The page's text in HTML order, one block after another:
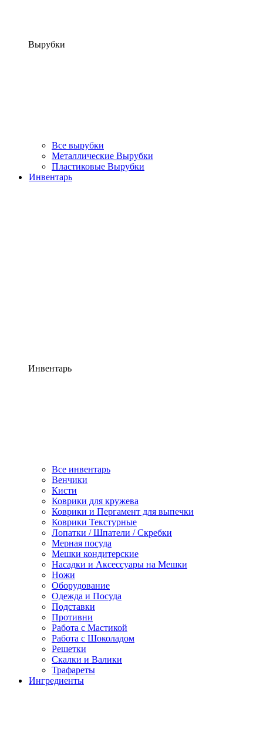
Вырубки
Все вырубки
Металлические Вырубки
Пластиковые Вырубки
Инвентарь
Инвентарь
Все инвентарь
Венчики
Кисти
Коврики для кружева
Коврики и Пергамент для выпечки
Коврики Текстурные
Лопатки / Шпатели / Скребки
Мерная посуда
Мешки кондитерские
Насадки и Аксессуары на Мешки
Ножи
Оборудование
Одежда и Посуда
Подставки
Противни
Работа с Мастикой
Работа с Шоколадом
Решетки
Скалки и Валики
Трафареты
Ингредиенты